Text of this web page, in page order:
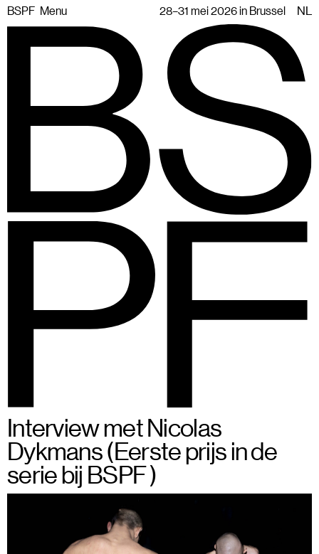
BSPF Menu 28–31 mei 2026 in Brussel NL
BSPF Menu 28–31 mei 2026 in Brussel
Interview met Nicolas
Dykmans (Eerste prijs in de
serie bij BSPF )